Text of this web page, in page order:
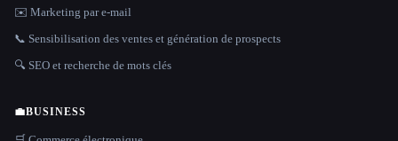
✉️ Marketing par e-mail
📞 Sensibilisation des ventes et génération de prospects
🔍 SEO et recherche de mots clés
💼BUSINESS